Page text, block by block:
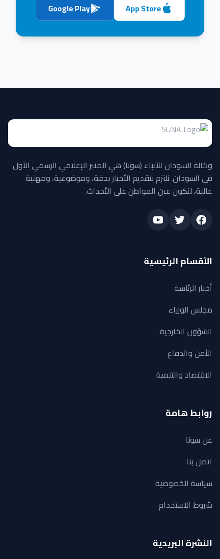
App Store
Google Play
وكالة السودان للأنباء (سونا) هي المنبر الإعلامي الرسمي الأول
في السودان. نلتزم بتقديم الأخبار بدقة، وموضوعية، ومهنية
عالية، لنكون عين المواطن على الأحداث.
الأقسام الرئيسية
أخبار الرئاسة
مجلس الوزراء
الشؤون الخارجية
الأمن والدفاع
الاقتصاد والتنمية
روابط هامة
عن سونا
اتصل بنا
سياسة الخصوصية
شروط الاستخدام
النشرة البريدية